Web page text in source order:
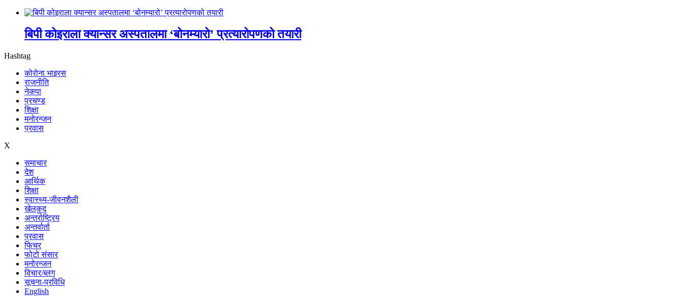
बिपी कोइराला क्यान्सर अस्पतालमा ‘बोनम्यारो’ प्रत्यारोपणको तयारी
Hashtag
कोरोना भाइरस
राजनीति
नेकपा
प्रचण्ड
शिक्षा
मनोरन्जन
प्रवास
X
समाचार
देश
आर्थिक
शिक्षा
स्वास्थ्य-जीवनशैली
खेलकुद
अन्तर्राष्ट्रिय
अन्तर्वार्ता
प्रवास
फिचर
फोटो संसार
मनोरन्जन
विचार/ब्लग
सूचना-प्रविधि
English